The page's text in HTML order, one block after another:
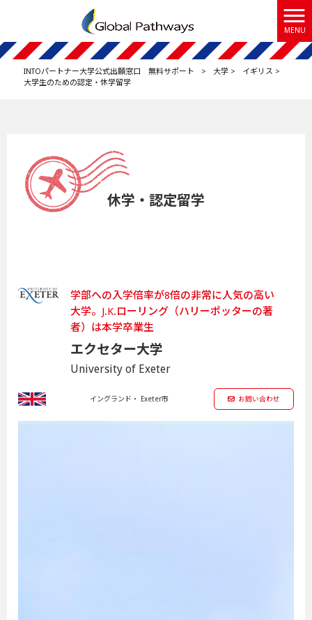
MENU
INTOパートナー大学公式出願窓口 無料サポート > 大学 > イギリス >
大学生のための認定・休学留学
休学・認定留学
学部への入学倍率が8倍の非常に人気の高い
大学。J.K.ローリング（ハリーポッターの著
者）は本学卒業生
エクセター大学
University of Exeter
イングランド・ Exeter市 お問い合わせ